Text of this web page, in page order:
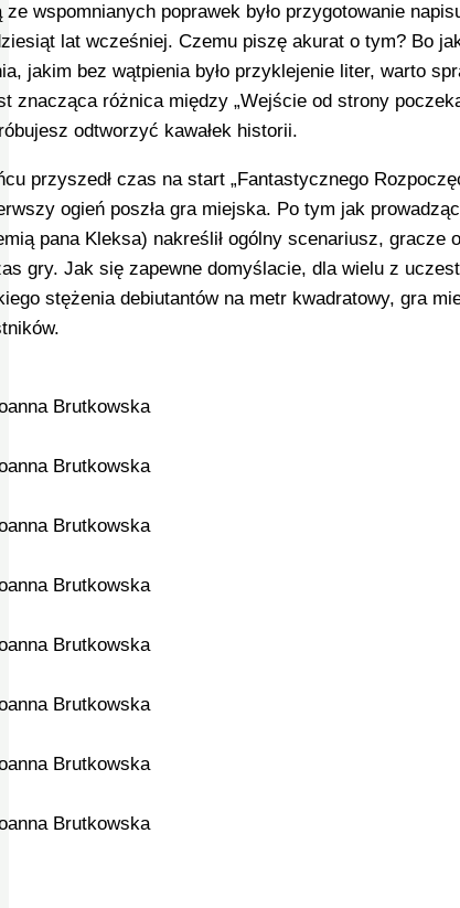
ze wspomnianych poprawek było przygotowanie
lat wcześniej. Czemu piszę akurat o tym? Bo
jakim bez wątpienia było przyklejenie liter, warto
znacząca różnica między „Wejście od strony
odtworzyć kawałek historii.
przyszedł czas na start „Fantastycznego
ogień poszła gra miejska. Po tym jak
pana Kleksa) nakreślił ogólny scenariusz,
gry. Jak się zapewne domyślacie, dla wielu z
stężenia debiutantów na metr kwadratowy, gra
Brutkowska
Brutkowska
Brutkowska
Brutkowska
Brutkowska
Brutkowska
Brutkowska
Brutkowska